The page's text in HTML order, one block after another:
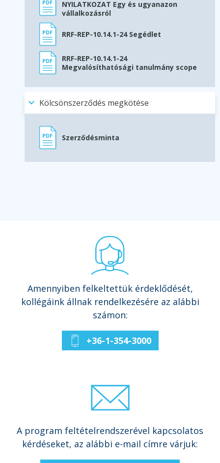
NYILATKOZAT Egy és ugyanazon
vállalkozásról
RRF-REP-10.14.1-24 Segédlet
RRF-REP-10.14.1-24
Megvalósíthatósági tanulmány scope
Kölcsönszerződés megkötése
Szerződésminta
Amennyiben felkeltettük érdeklődését,
kollégáink állnak rendelkezésére az alábbi
számon:
+36-1-354-3000
A program feltételrendszerével kapcsolatos
kérdéseket, az alábbi e-mail címre várjuk: